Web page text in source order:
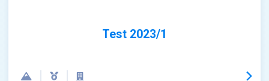
Test 2023/1